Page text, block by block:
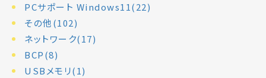
PCサポート Windows11(22)
その他(102)
ネットワーク(17)
BCP(8)
USBメモリ(1)